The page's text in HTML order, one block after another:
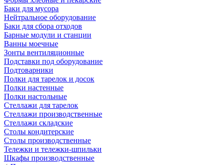
Баки для мусора
Нейтральное оборудование
Баки для сбора отходов
Барные модули и станции
Ванны моечные
Зонты вентиляционные
Подставки под оборудование
Подтоварники
Полки для тарелок и досок
Полки настенные
Полки настольные
Стеллажи для тарелок
Стеллажи производственные
Стеллажи складские
Столы кондитерские
Столы производственные
Тележки и тележки-шпильки
Шкафы производственные